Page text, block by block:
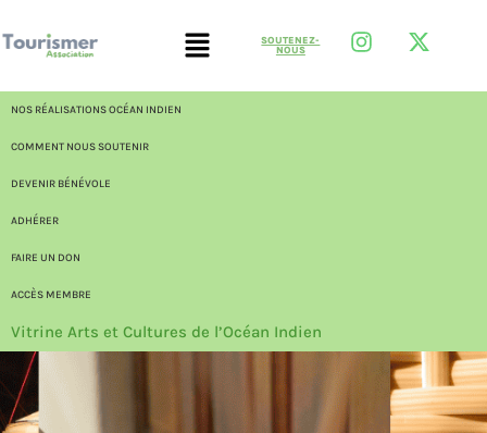
SOUTENEZ-
NOUS
NOS RÉALISATIONS OCÉAN INDIEN
COMMENT NOUS SOUTENIR
DEVENIR BÉNÉVOLE
ADHÉRER
FAIRE UN DON
ACCÈS MEMBRE
Vitrine Arts et Cultures de l’Océan Indien